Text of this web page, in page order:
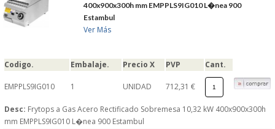
400x900x300h mm EMPPLS9IG010 L�nea 900
Estambul
Ver Más
Codigo. Embalaje. Precio X PVP Cant.
EMPPLS9IG010 1 UNIDAD 712,31 €
Desc: Frytops a Gas Acero Rectificado Sobremesa 10,32 kW 400x900x300h
mm EMPPLS9IG010 L�nea 900 Estambul